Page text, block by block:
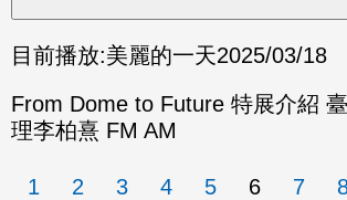
目前播放:美麗的一天2025/03/18
From Dome to Future 特展介紹
理李柏熹 FM AM
1 2 3 4 5 6 7